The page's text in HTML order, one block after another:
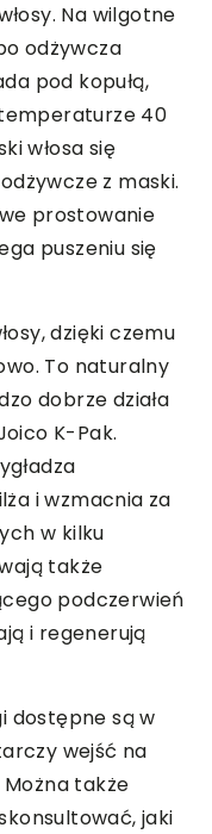
Na wilgotne
odżywcza
pod kopułą,
40
włosa się
z maski.
prostowanie
puszeniu się
dzięki czemu
To naturalny
dobrze działa
K-Pak.
i wzmacnia za
w kilku
także
podczerwień
i regenerują
dostępne są w
wejść na
Można także
jaki